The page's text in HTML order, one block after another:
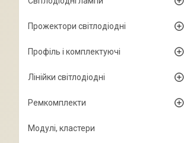
Прожектори світлодіодні
Профіль і комплектуючі
Лінійки світлодіодні
Ремкомплекти
Модулі, кластери